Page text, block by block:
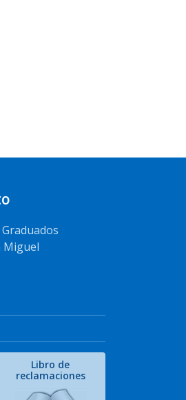
Miguel
Libro de
reclamaciones